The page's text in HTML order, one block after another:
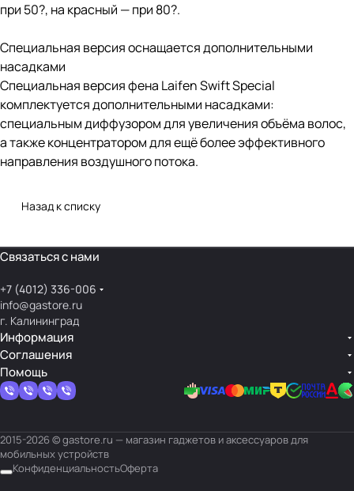
при 50?, на красный — при 80?.
Специальная версия оснащается дополнительными
насадками
Специальная версия фена Laifen Swift Special
комплектуется дополнительными насадками:
специальным диффузором для увеличения объёма волос,
а также концентратором для ещё более эффективного
направления воздушного потока.
Назад к списку
Связаться с нами
+7 (4012) 336-006
info@gastore.ru
г. Калининград
Информация
Соглашения
Помощь
2015-2026 © gastore.ru — магазин гаджетов и аксессуаров для
мобильных устройств
КонфиденциальностьОферта